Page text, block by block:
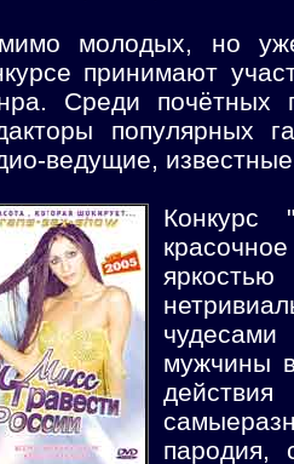
молодых, но
принимают
Среди почётных
популярных
ведущие,
Конкурс
мужчины
пародия,